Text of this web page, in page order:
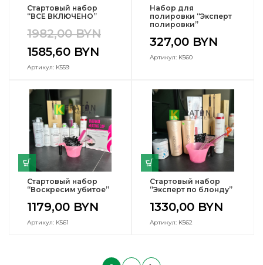
Стартовый набор
“ВСЕ ВКЛЮЧЕНО”
1982,00BYN
1585,60 BYN
Артикул: K559
Набор для
полировки “Эксперт
полировки”
327,00 BYN
Артикул: K560
Стартовый набор
“Воскресим убитое”
1179,00 BYN
Артикул: K561
Стартовый набор
“Эксперт по блонду”
1330,00 BYN
Артикул: K562